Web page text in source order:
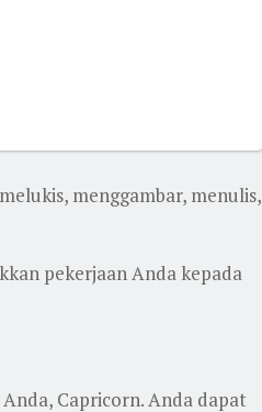
menggambar, menulis,
pekerjaan Anda kepada
Capricorn. Anda dapat